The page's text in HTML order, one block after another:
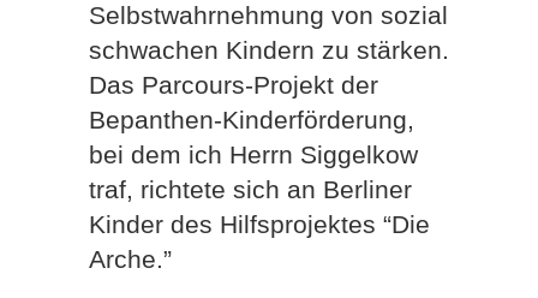
Selbstwahrnehmung von sozial
schwachen Kindern zu stärken.
Das Parcours-Projekt der
Bepanthen-Kinderförderung,
bei dem ich Herrn Siggelkow
traf, richtete sich an Berliner
Kinder des Hilfsprojektes “Die
Arche.”